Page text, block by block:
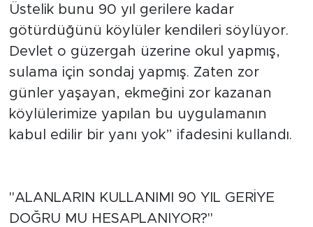
Üstelik bunu 90 yıl gerilere kadar
götürdüğünü köylüler kendileri söylüyor.
Devlet o güzergah üzerine okul yapmış,
sulama için sondaj yapmış. Zaten zor
günler yaşayan, ekmeğini zor kazanan
köylülerimize yapılan bu uygulamanın
kabul edilir bir yanı yok” ifadesini kullandı.
"ALANLARIN KULLANIMI 90 YIL GERİYE
DOĞRU MU HESAPLANIYOR?"